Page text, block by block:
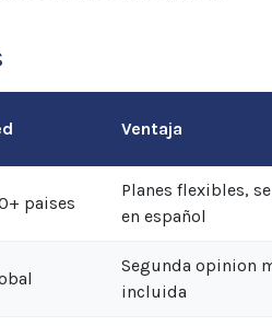
Ventaja
paises
Planes flexibles,
en español
Segunda opinion
incluida